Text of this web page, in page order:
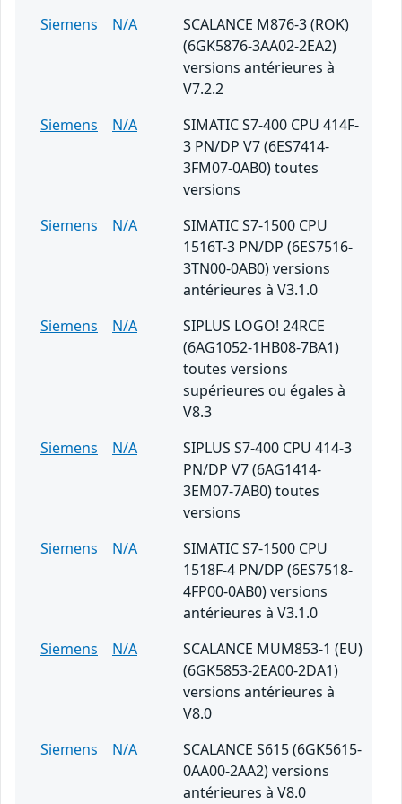
Siemens
N/A
SCALANCE M876-3 (ROK)
(6GK5876-3AA02-2EA2)
versions antérieures à
V7.2.2
Siemens
N/A
SIMATIC S7-400 CPU 414F-
3 PN/DP V7 (6ES7414-
3FM07-0AB0) toutes
versions
Siemens
N/A
SIMATIC S7-1500 CPU
1516T-3 PN/DP (6ES7516-
3TN00-0AB0) versions
antérieures à V3.1.0
Siemens
N/A
SIPLUS LOGO! 24RCE
(6AG1052-1HB08-7BA1)
toutes versions
supérieures ou égales à
V8.3
Siemens
N/A
SIPLUS S7-400 CPU 414-3
PN/DP V7 (6AG1414-
3EM07-7AB0) toutes
versions
Siemens
N/A
SIMATIC S7-1500 CPU
1518F-4 PN/DP (6ES7518-
4FP00-0AB0) versions
antérieures à V3.1.0
Siemens
N/A
SCALANCE MUM853-1 (EU)
(6GK5853-2EA00-2DA1)
versions antérieures à
V8.0
Siemens
N/A
SCALANCE S615 (6GK5615-
0AA00-2AA2) versions
antérieures à V8.0